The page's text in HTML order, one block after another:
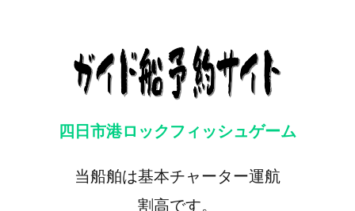
四日市港ロックフィッシュゲーム
当船舶は基本チャーター運航
割高です。